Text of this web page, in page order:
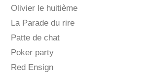
Olivier le huitième
La Parade du rire
Patte de chat
Poker party
Red Ensign